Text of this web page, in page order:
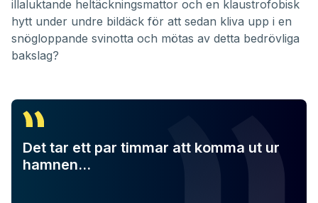
illaluktande heltäckningsmattor och en klaustrofobisk
hytt under undre bildäck för att sedan kliva upp i en
snögloppande svinotta och mötas av detta bedrövliga
bakslag?
Det tar ett par timmar att komma ut ur
hamnen…